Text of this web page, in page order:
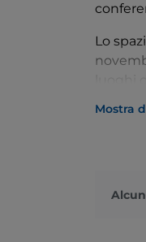
Lo
eventi
200 in
Mostra